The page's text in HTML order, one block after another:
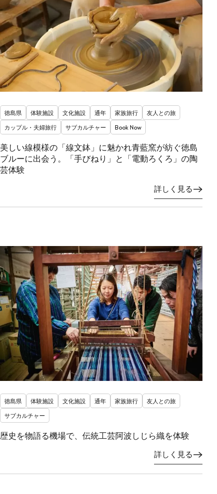
徳島県 体験施設 文化施設 通年 家族旅行
友人との旅
カップル・夫婦旅行
サブカルチャー Book Now
美しい線模様の「線文鉢」に魅かれ青藍窯が紡ぐ徳島
ブルーに出会う。「手びねり」と「電動ろくろ」の陶
芸体験
詳しく見る
徳島県 体験施設 文化施設 通年 家族旅行
友人との旅
サブカルチャー
歴史を物語る機場で、伝統工芸阿波しじら織を体験
詳しく見る